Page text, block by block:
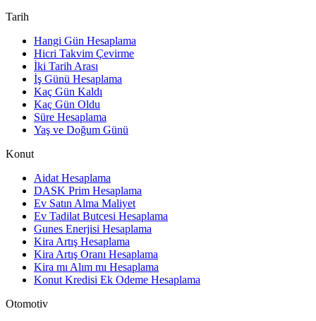
Tarih
Hangi Gün Hesaplama
Hicri Takvim Çevirme
İki Tarih Arası
İş Günü Hesaplama
Kaç Gün Kaldı
Kaç Gün Oldu
Süre Hesaplama
Yaş ve Doğum Günü
Konut
Aidat Hesaplama
DASK Prim Hesaplama
Ev Satın Alma Maliyet
Ev Tadilat Butcesi Hesaplama
Gunes Enerjisi Hesaplama
Kira Artış Hesaplama
Kira Artış Oranı Hesaplama
Kira mı Alım mı Hesaplama
Konut Kredisi Ek Odeme Hesaplama
Otomotiv